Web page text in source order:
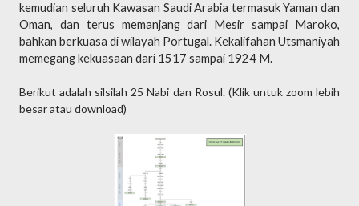
kemudian seluruh Kawasan Saudi Arabia termasuk Yaman dan
Oman, dan terus memanjang dari Mesir sampai Maroko,
bahkan berkuasa di wilayah Portugal. Kekalifahan Utsmaniyah
memegang kekuasaan dari 1517 sampai 1924 M.
Berikut adalah silsilah 25 Nabi dan Rosul. (Klik untuk zoom lebih
besar atau download)